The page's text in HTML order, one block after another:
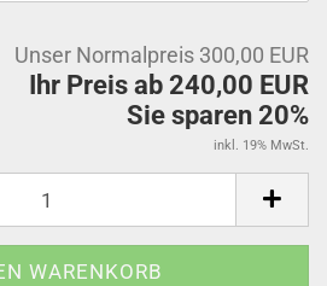
Unser Normalpreis 300,00 EUR
Ihr Preis ab 240,00 EUR
Sie sparen 20%
inkl. 19% MwSt.